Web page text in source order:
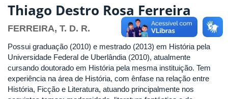
Thiago Destro Rosa Ferreira
FERREIRA, T. D. R.
Possui graduação (2010) e mestrado (2013) em História pela
Universidade Federal de Uberlândia (2010), atualmente
cursando doutorado em História pela mesma instituição. Tem
experiência na área de História, com ênfase na relação entre
História, Ficção e Literatura, atuando principalmente nos